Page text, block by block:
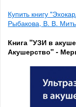
Купить книгу
Рыбакова, В. В.
Книга "УЗИ в
Акушерство" -